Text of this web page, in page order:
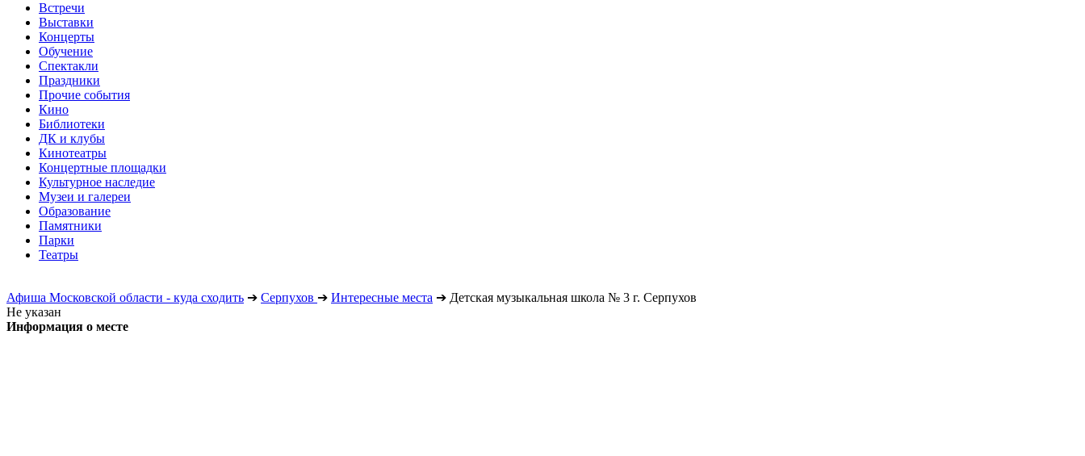
Встречи
Выставки
Концерты
Обучение
Спектакли
Праздники
Прочие события
Кино
Библиотеки
ДК и клубы
Кинотеатры
Концертные площадки
Культурное наследие
Музеи и галереи
Образование
Памятники
Парки
Театры
Афиша Московской области - куда сходить ➔ Серпухов ➔ Интересные места ➔ Детская музыкальная школа № 3 г. Серпухов
Не указан
Информация о месте